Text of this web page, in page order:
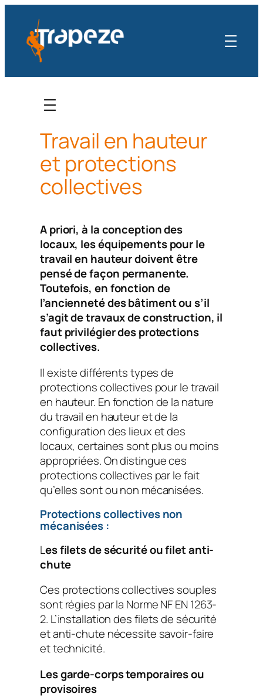
contenu
Travail en hauteur
et protections
collectives
A priori, à la conception des
locaux, les équipements pour le
travail en hauteur doivent être
pensé de façon permanente.
Toutefois, en fonction de
l’ancienneté des bâtiment ou s’il
s’agit de travaux de construction, il
faut privilégier des protections
collectives.
Il existe différents types de
protections collectives pour le travail
en hauteur. En fonction de la nature
du travail en hauteur et de la
configuration des lieux et des
locaux, certaines sont plus ou moins
appropriées. On distingue ces
protections collectives par le fait
qu’elles sont ou non mécanisées.
Protections collectives non
mécanisées :
Les filets de sécurité ou filet anti-
chute
Ces protections collectives souples
sont régies par la Norme NF EN 1263-
2. L’installation des filets de sécurité
et anti-chute nécessite savoir-faire
et technicité.
Les garde-corps temporaires ou
provisoires